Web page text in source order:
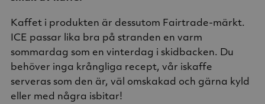
Kaffet i produkten är dessutom Fairtrade-märkt.
ICE passar lika bra på stranden en varm
sommardag som en vinterdag i skidbacken. Du
behöver inga krångliga recept, vår iskaffe
serveras som den är, väl omskakad och gärna kyld
eller med några isbitar!